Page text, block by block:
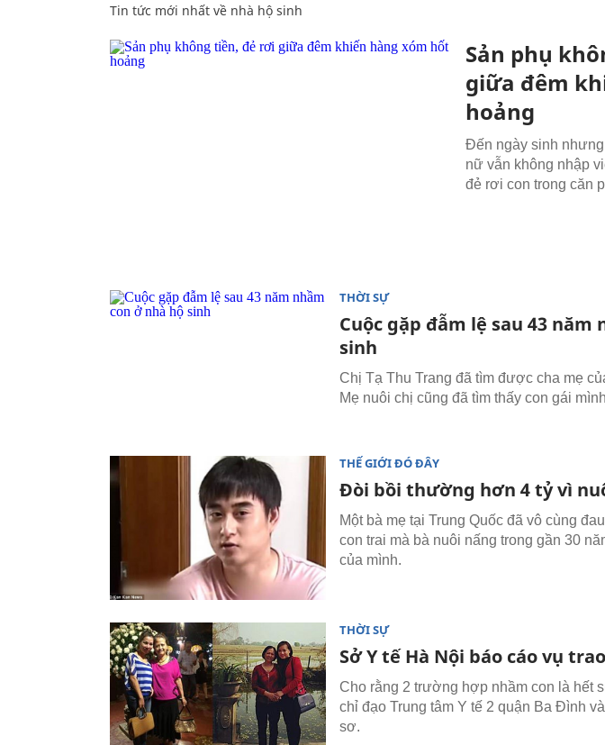
Tin tức mới nhất về nhà hộ sinh
Sản phụ
giữa đêm
hoảng
Đến ngày sinh
nữ vẫn không nhập
đẻ rơi con trong căn
THỜI SỰ
Cuộc gặp đẫm lệ sau 43 năm
sinh
Chị Tạ Thu Trang đã tìm được cha mẹ
Mẹ nuôi chị cũng đã tìm thấy con gái
THẾ GIỚI ĐÓ ĐÂY
Đòi bồi thường hơn 4 tỷ vì
Một bà mẹ tại Trung Quốc đã vô cùng
con trai mà bà nuôi nấng trong gần 30
của mình.
THỜI SỰ
Sở Y tế Hà Nội báo cáo vụ
Cho rằng 2 trường hợp nhầm con là hết
chỉ đạo Trung tâm Y tế 2 quận Ba Đình
sơ.